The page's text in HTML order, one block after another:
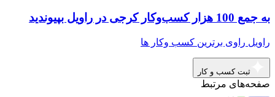
به جمع 100 هزار کسب‌وکار کرجی در راویل بپیوندید
راویل راوی برترین کسب وکار ها
ثبت کسب و کار
صفحه‌های مرتبط